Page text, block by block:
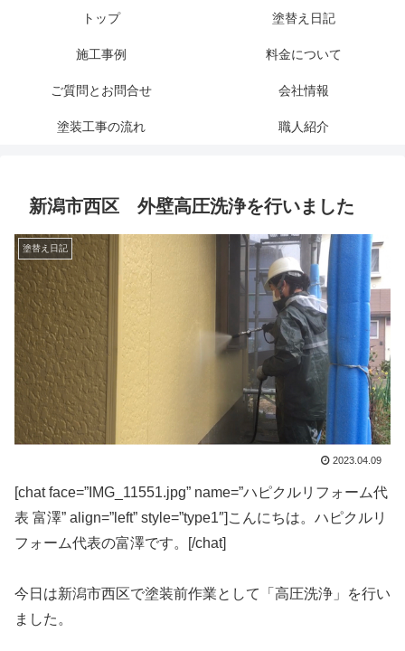
トップ 塗替え日記
施工事例 料金について
ご質問とお問合せ 会社情報
塗装工事の流れ 職人紹介
新潟市西区 外壁高圧洗浄を行いました
塗替え日記
2023.04.09
[chat face=”IMG_11551.jpg” name=”ハピクルリフォーム代
表 富澤” align=”left” style=”type1″]こんにちは。ハピクルリ
フォーム代表の富澤です。[/chat]
今日は新潟市西区で塗装前作業として「高圧洗浄」を行い
ました。